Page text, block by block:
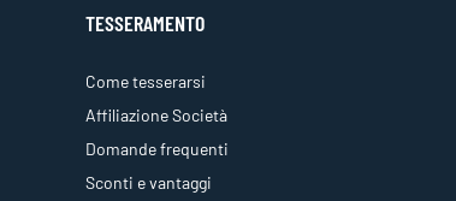
TESSERAMENTO
Come tesserarsi
Affiliazione Società
Domande frequenti
Sconti e vantaggi